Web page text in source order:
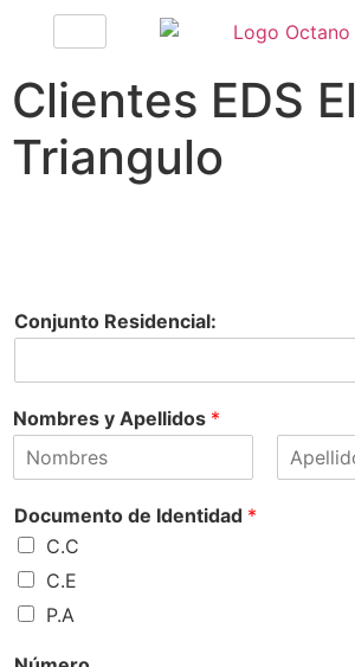
Clientes EDS El
Triangulo
Conjunto Residencial:
Nombres y Apellidos *
o
m
b
e
Documento de Identidad *
C.C
C.E
P.A